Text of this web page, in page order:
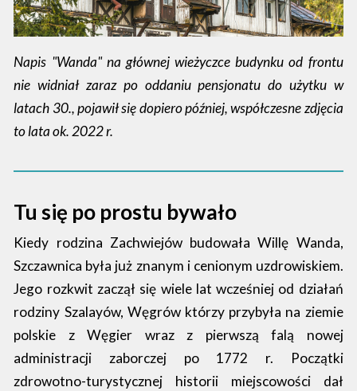
Napis "Wanda" na głównej wieżyczce budynku od frontu
nie widniał zaraz po oddaniu pensjonatu do użytku w
latach 30., pojawił się dopiero później, współczesne zdjęcia
to lata ok. 2022 r.
Tu się po prostu bywało
Kiedy rodzina Zachwiejów budowała Willę Wanda,
Szczawnica była już znanym i cenionym uzdrowiskiem.
Jego rozkwit zaczął się wiele lat wcześniej od działań
rodziny Szalayów, Węgrów którzy przybyła na ziemie
polskie z Węgier wraz z pierwszą falą nowej
administracji zaborczej po 1772 r. Początki
zdrowotno-turystycznej historii miejscowości dał